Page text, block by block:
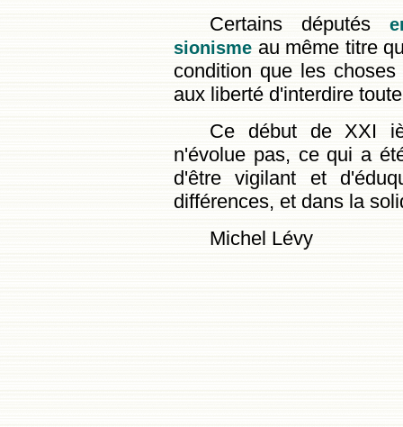
Certains députés
sionisme au même titre
condition que les
aux liberté d'interdire
Ce début de XXI
n'évolue pas, ce qui a
d'être vigilant et
différences, et dans la
Michel Lévy